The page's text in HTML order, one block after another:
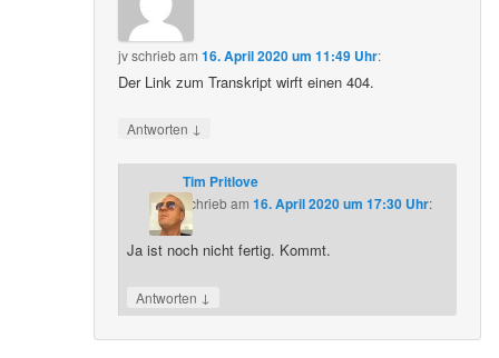
jvschriebam16. April 2020 um 11:49 Uhr:
Der Link zum Transkript wirft einen 404.
Antworten ↓
Tim Pritlove
schriebam 16. April 2020 um 17:30 Uhr:
Ja ist noch nicht fertig. Kommt.
Antworten ↓